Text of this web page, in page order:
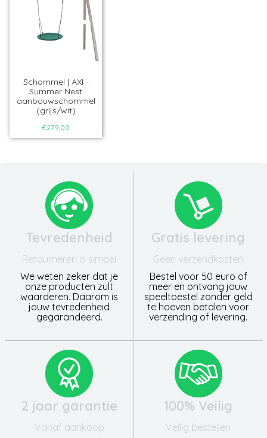
Schommel | AXI -
Summer Nest
aanbouwschommel
(grijs/wit)
€279,00
Tevredenheid
Retourneren is simpel
We weten zeker dat je
onze producten zult
waarderen. Daarom is
jouw tevredenheid
gegarandeerd.
Gratis levering
Geen verzendkosten
Bestel voor 50 euro of
meer en ontvang jouw
speeltoestel zonder geld
te hoeven betalen voor
verzending of levering.
2 jaar garantie
Vanaf aankoop
100% Veilig
Veilig bestellen